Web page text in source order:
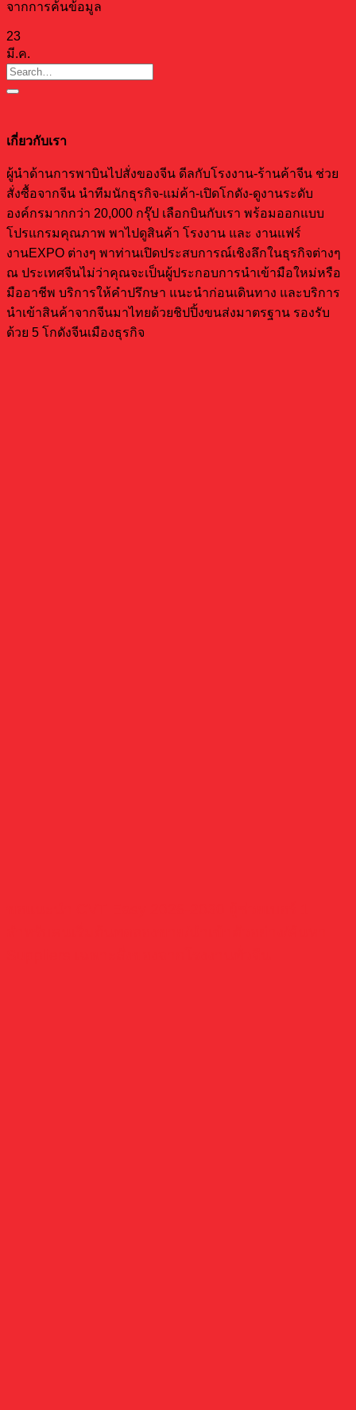
จากการค้นข้อมูล
23
มี.ค.
เกี่ยวกับเรา
ผู้นำด้านการพาบินไปสั่งของจีน ดีลกับโรงงาน-ร้านค้าจีน ช่วย
สั่งซื้อจากจีน นำทีมนักธุรกิจ-แม่ค้า-เปิดโกดัง-ดูงานระดับ
องค์กรมากกว่า 20,000 กรุ๊ป เลือกบินกับเรา พร้อมออกแบบ
โปรแกรมคุณภาพ พาไปดูสินค้า โรงงาน และ งานแฟร์
งานEXPO ต่างๆ พาท่านเปิดประสบการณ์เชิงลึกในธุรกิจต่างๆ
ณ ประเทศจีนไม่ว่าคุณจะเป็นผู้ประกอบการนำเข้ามือใหม่หรือ
มืออาชีพ บริการให้คำปรึกษา แนะนำก่อนเดินทาง และบริการ
นำเข้าสินค้าจากจีนมาไทยด้วยชิปปิ้งขนส่งมาตรฐาน รองรับ
ด้วย 5 โกดังจีนเมืองธุรกิจ